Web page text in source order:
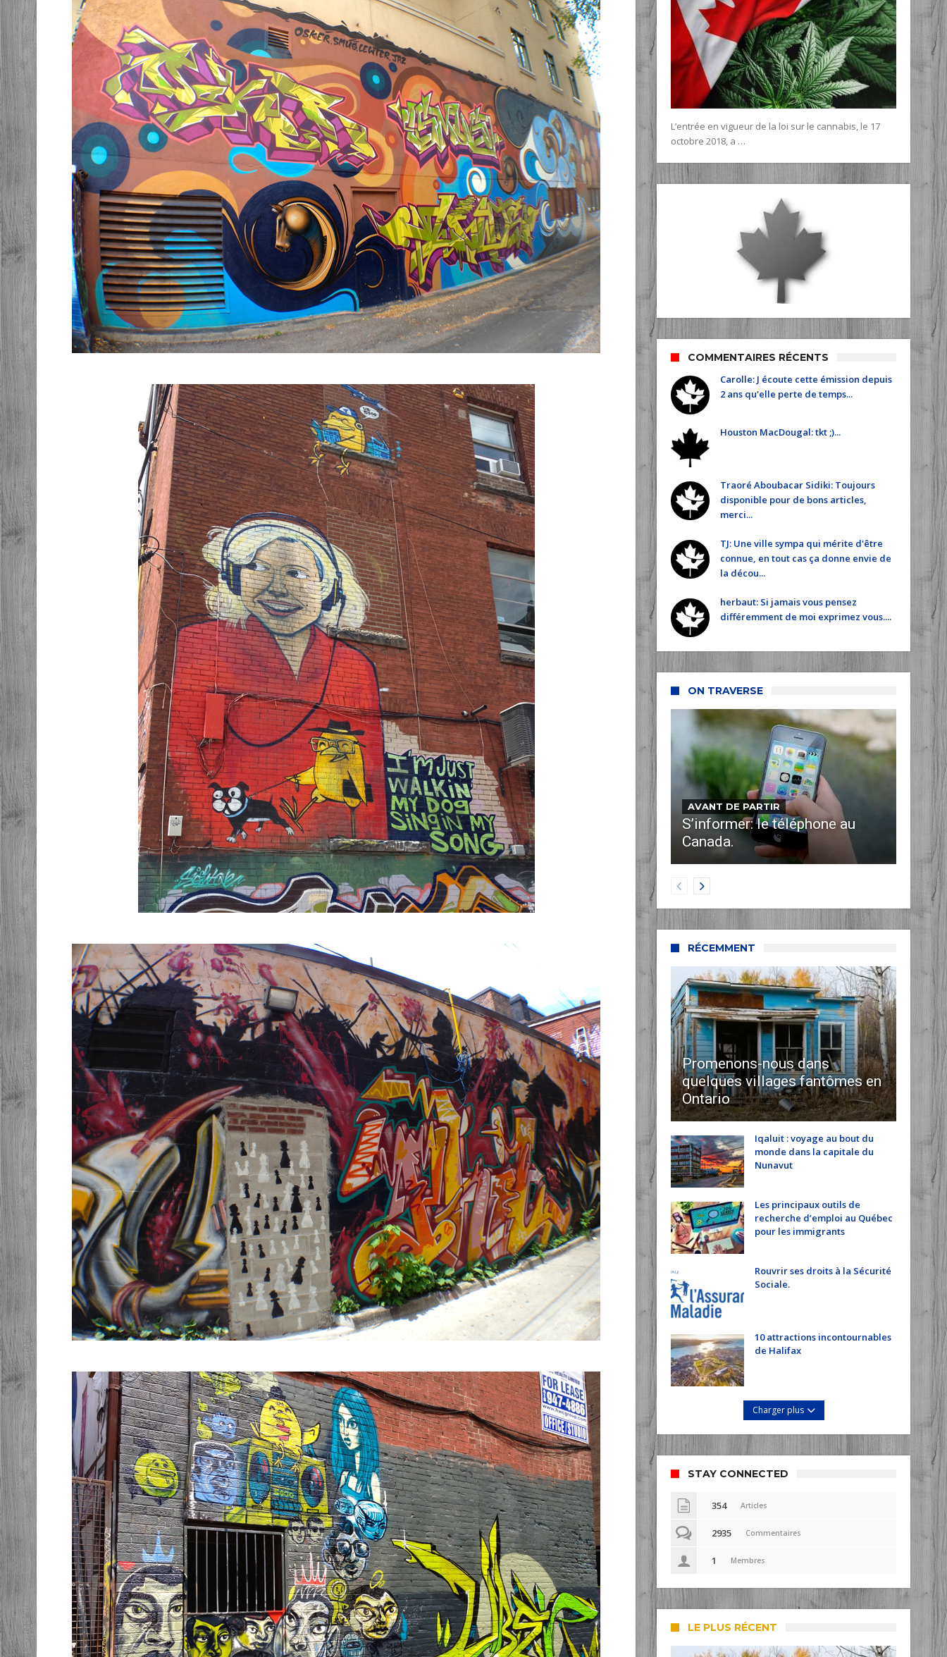
L’entrée en vigueur de la loi sur le cannabis, le 17
octobre 2018, a …
COMMENTAIRES RÉCENTS
Carolle: J écoute cette émission depuis
2 ans qu'elle perte de temps...
Houston MacDougal: tkt ;)...
Traoré Aboubacar Sidiki: Toujours
disponible pour de bons articles,
merci...
TJ: Une ville sympa qui mérite d'être
connue, en tout cas ça donne envie de
la décou...
herbaut: Si jamais vous pensez
différemment de moi exprimez vous....
ON TRAVERSE
AVANT DE PARTIR
S’informer: le téléphone au
Canada.
RÉCEMMENT
Promenons-nous dans
quelques villages fantômes en
Ontario
Iqaluit : voyage au bout du
monde dans la capitale du
Nunavut
Les principaux outils de
recherche d’emploi au Québec
pour les immigrants
Rouvrir ses droits à la Sécurité
Sociale.
10 attractions incontournables
de Halifax
Charger plus
STAY CONNECTED
354 Articles
2935 Commentaires
1 Membres
LE PLUS RÉCENT